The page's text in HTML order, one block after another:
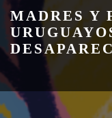
content
MADRES Y